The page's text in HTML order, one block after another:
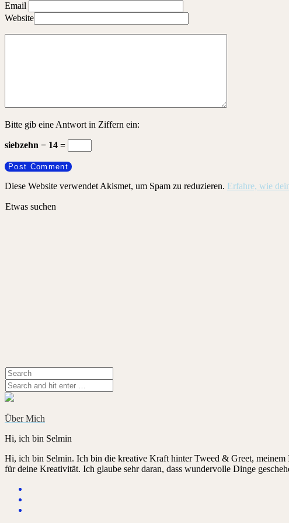
Email
Website
Bitte gib eine Antwort in Ziffern ein:
siebzehn − 14 =
Diese Website verwendet Akismet, um Spam zu reduzieren. Erfahre, wie
Etwas suchen
Über Mich
Hi, ich bin Selmin
Hi, ich bin Selmin. Ich bin die kreative Kraft hinter Tweed & Greet,
für deine Kreativität. Ich glaube sehr daran, dass wundervolle Dinge